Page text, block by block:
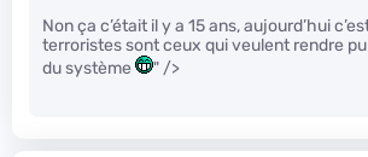
Non ça c’était il y a 15 ans, aujourd’hui
terroristes sont ceux qui veulent rendre
du système
" />